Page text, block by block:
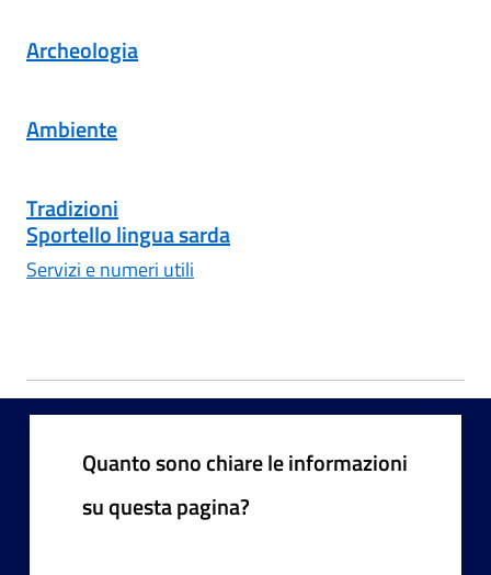
Archeologia
Ambiente
Tradizioni
Sportello lingua sarda
Servizi e numeri utili
Quanto sono chiare le informazioni
su questa pagina?